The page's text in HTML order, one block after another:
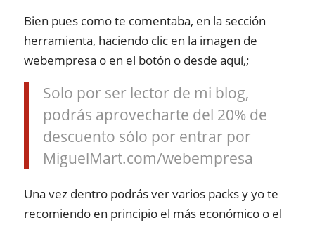
Bien pues como te comentaba, en la sección
herramienta, haciendo clic en la imagen de
webempresa o en el botón o desde aquí,;
Solo por ser lector de mi blog,
podrás aprovecharte del 20% de
descuento sólo por entrar por
MiguelMart.com/webempresa
Una vez dentro podrás ver varios packs y yo te
recomiendo en principio el más económico o el